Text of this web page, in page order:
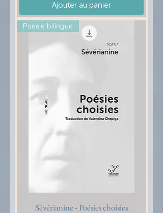
Ajouter au panier
Poésie bilingue
Sévérianine - Poésies choisies